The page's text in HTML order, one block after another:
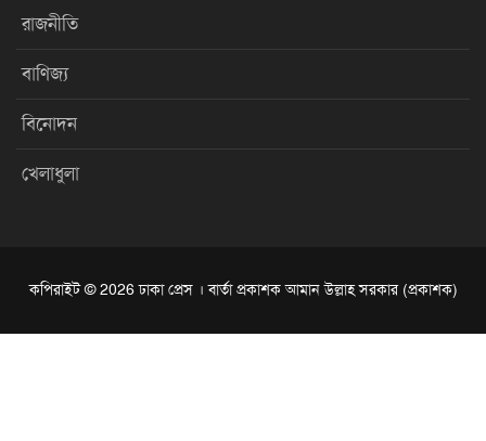
রাজনীতি
বাণিজ্য
বিনোদন
খেলাধুলা
কপিরাইট © 2026 ঢাকা প্রেস । বার্তা প্রকাশক আমান উল্লাহ সরকার (প্রকাশক)